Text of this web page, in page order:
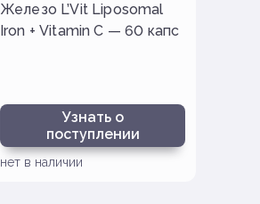
Железо L’Vit Liposomal
Iron + Vitamin C — 60 капс
Узнать о
поступлении
нет в наличии